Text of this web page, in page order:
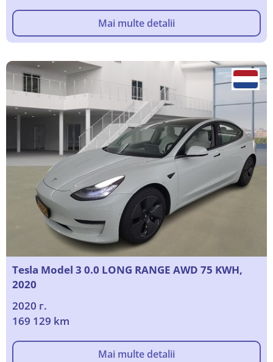
Mai multe detalii
Tesla Model 3 0.0 LONG RANGE AWD 75 KWH,
2020
2020 г.
169 129 km
Mai multe detalii